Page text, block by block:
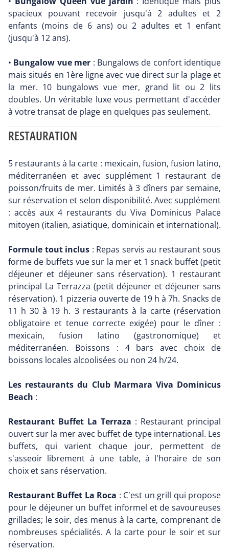
spacieux pouvant recevoir jusqu'à 2 adultes et 2
enfants (moins de 6 ans) ou 2 adultes et 1 enfant
(jusqu'à 12 ans).
• Bungalow vue mer : Bungalows de confort identique
mais situés en 1ère ligne avec vue direct sur la plage et
la mer. 10 bungalows vue mer, grand lit ou 2 lits
doubles. Un véritable luxe vous permettant d'accéder
à votre transat de plage en quelques pas seulement.
RESTAURATION
5 restaurants à la carte : mexicain, fusion, fusion latino,
méditerranéen et avec supplément 1 restaurant de
poisson/fruits de mer. Limités à 3 dîners par semaine,
sur réservation et selon disponibilité. Avec supplément
: accès aux 4 restaurants du Viva Dominicus Palace
mitoyen (italien, asiatique, dominicain et international).
Formule tout inclus : Repas servis au restaurant sous
forme de buffets vue sur la mer et 1 snack buffet (petit
déjeuner et déjeuner sans réservation). 1 restaurant
principal La Terrazza (petit déjeuner et déjeuner sans
réservation). 1 pizzeria ouverte de 19 h à 7h. Snacks de
11 h 30 à 19 h. 3 restaurants à la carte (réservation
obligatoire et tenue correcte exigée) pour le dîner :
mexicain, fusion latino (gastronomique) et
méditerranéen. Boissons : 4 bars avec choix de
boissons locales alcoolisées ou non 24 h/24.
Les restaurants du Club Marmara Viva Dominicus
Beach :
Restaurant Buffet La Terraza : Restaurant principal
ouvert sur la mer avec buffet de type international. Les
buffets, qui varient chaque jour, permettent de
s'asseoir librement à une table, à l'horaire de son
choix et sans réservation.
Restaurant Buffet La Roca : C'est un grill qui propose
pour le déjeuner un buffet informel et de savoureuses
grillades; le soir, des menus à la carte, comprenant de
nombreuses spécialités. A la carte pour le soir et sur
réservation.